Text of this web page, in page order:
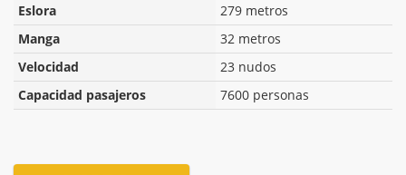
Eslora
279 metros
Manga
32 metros
Velocidad
23 nudos
Capacidad pasajeros
7600 personas